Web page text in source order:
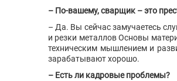
– По-вашему, сварщик – это
– Да. Вы сейчас замучаетесь
и резки металлов Основы
техническим мышлением и
зарабатывают хорошо.
– Есть ли кадровые проблемы?